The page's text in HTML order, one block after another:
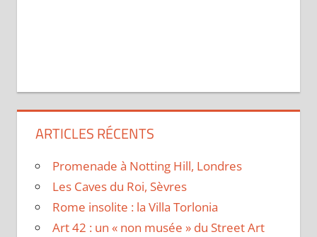
ARTICLES RÉCENTS
Promenade à Notting Hill, Londres
Les Caves du Roi, Sèvres
Rome insolite : la Villa Torlonia
Art 42 : un « non musée » du Street Art